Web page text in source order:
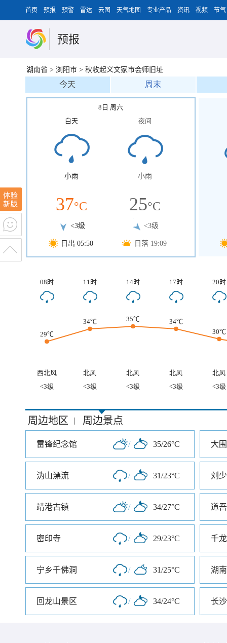
首页 预报 预警 雷达 云图 天气地图 专业产品 资讯 视频 节气
预报
湖南省 > 浏阳市 > 秋收起义文家市会师旧址
今天 周末
8日 周六
白天
小雨
37°C
<3级
日出 05:50
夜间
小雨
25°C
<3级
日落 19:09
08时 11时 14时 17时 20时
29℃
34℃ 35℃
34℃
30℃
西北风 北风 北风 北风
北风
<3级
<3级 <3级 <3级 <3级
周边地区 | 周边景点
雷锋纪念馆 / 35/26°C 大
沩山漂流 / 31/23°C 刘
靖港古镇 / 34/27°C 道
密印寺 / 29/23°C
宁乡千佛洞 / 31/25°C 湖
回龙山景区 / 34/24°C 长